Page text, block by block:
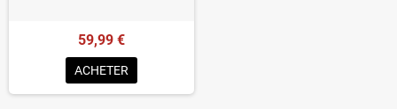
59,99 €
ACHETER